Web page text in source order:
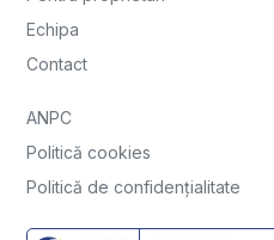
Echipa
Contact
ANPC
Politică cookies
Politică de confidențialitate